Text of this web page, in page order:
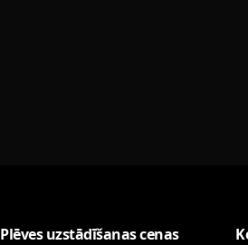
Plēves uzstādīšanas cenas